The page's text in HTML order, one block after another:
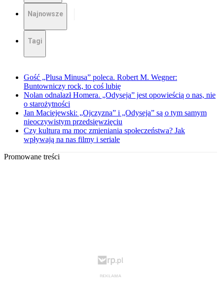
Najnowsze
Tagi
Gość „Plusa Minusa” poleca. Robert M. Wegner:
Buntowniczy rock, to coś lubię
Nolan odnalazł Homera. „Odyseja” jest opowieścią o nas, nie
o starożytności
Jan Maciejewski: „Ojczyzna” i „Odyseja” są o tym samym
nieoczywistym przedsięwzięciu
Czy kultura ma moc zmieniania społeczeństwa? Jak
wpływają na nas filmy i seriale
Promowane treści